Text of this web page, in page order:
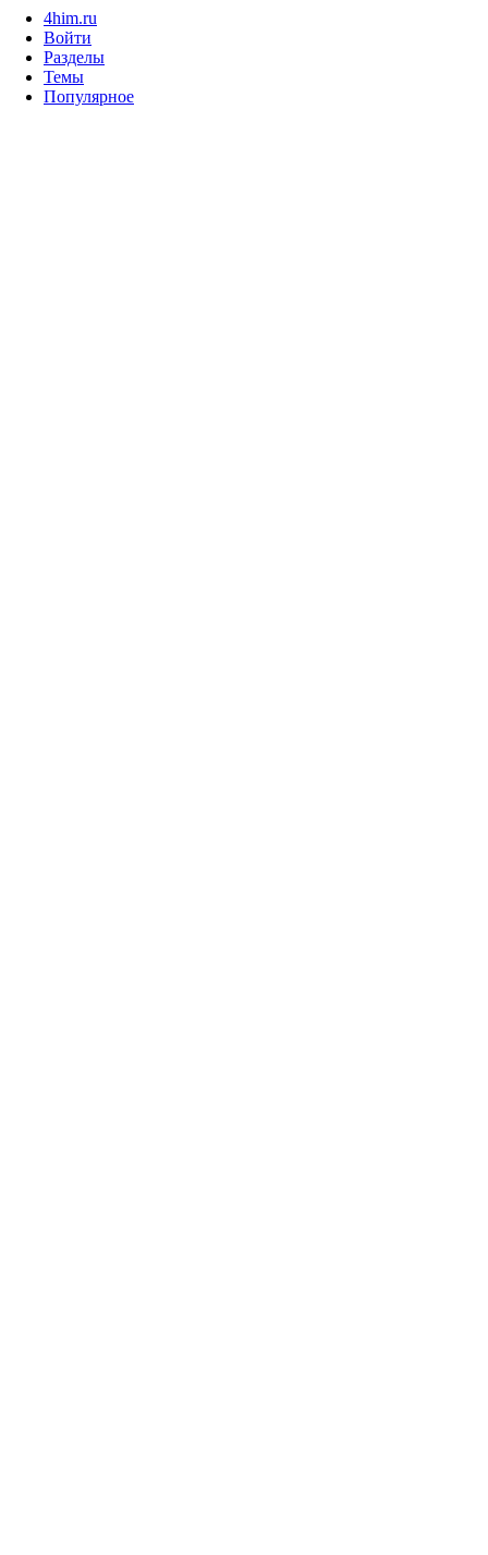
4him.ru
Войти
Разделы
Темы
Популярное